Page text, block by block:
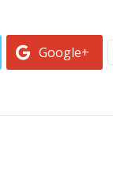
Google+